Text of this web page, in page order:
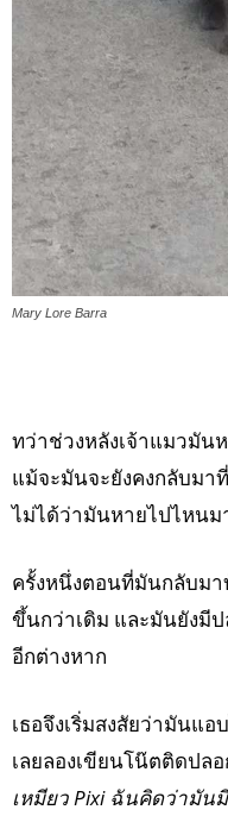
Mary Lore Barra
ทว่าช่วงหลังเจ้าแมวมั
แม้จะมันจะยังคงกลับมา
ไม่ได้ว่ามันหายไปไหนม
ครั้งหนึ่งตอนที่มันกลับมา
ขึ้นกว่าเดิม และมันยังมี
อีกต่างหาก
เธอจึงเริ่มสงสัยว่ามันแ
เลยลองเขียนโน๊ตติดปล
เหมียว Pixi ฉันคิดว่ามัน